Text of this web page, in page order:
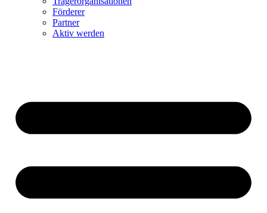
Förderer
Partner
Aktiv werden